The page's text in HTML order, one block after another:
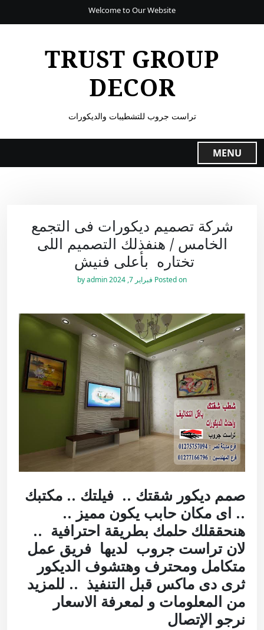
Welcome to Our Website
TRUST GROUP
DECOR
تراست جروب للتشطيبات والديكورات
MENU
شركة تصميم ديكورات فى التجمع
الخامس / هنفذلك التصميم اللى
تختاره بأعلى فنيش
Posted on فبراير 7, 2024 admin
صمم ديكور شقتك .. فيلتك .. مكتبك
.. اى مكان حابب يكون مميز ..
هنحققلك حلمك بطريقة احترافية ..
لان تراست جروب لديها فريق عمل
متكامل ومحترف وهتشوف الديكور
ثرى دى ماكس قبل التنفيذ .. للمزيد
من المعلومات و لمعرفة الاسعار
نرجو الإتصال